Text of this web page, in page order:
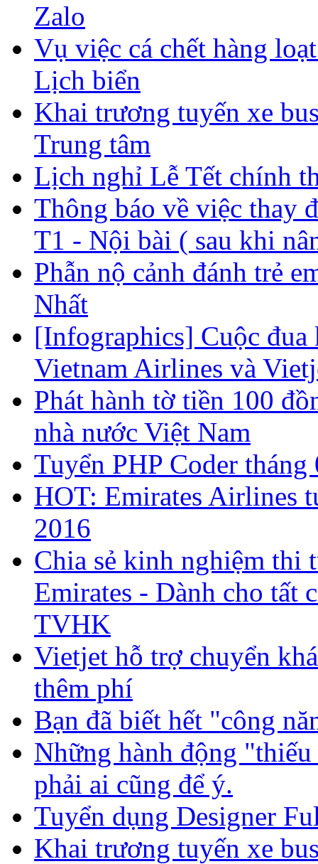
Zalo
Vụ việc cá chết hàng
Lịch biển
Khai trương tuyến xe
Trung tâm
Lịch nghỉ Lễ Tết chính
Thông báo về việc thay
T1 - Nội bài ( sau khi
Phẫn nộ cảnh đánh trẻ
Nhất
[Infographics] Cuộc
Vietnam Airlines và
Phát hành tờ tiền 100
nhà nước Việt Nam
Tuyển PHP Coder tháng
HOT: Emirates Airlines
2016
Chia sẻ kinh nghiệm thi
Emirates - Dành cho tất
TVHK
Vietjet hỗ trợ chuyển
thêm phí
Bạn đã biết hết "công
Những hành động
phải ai cũng để ý.
Tuyển dụng Designer
Khai trương tuyến xe